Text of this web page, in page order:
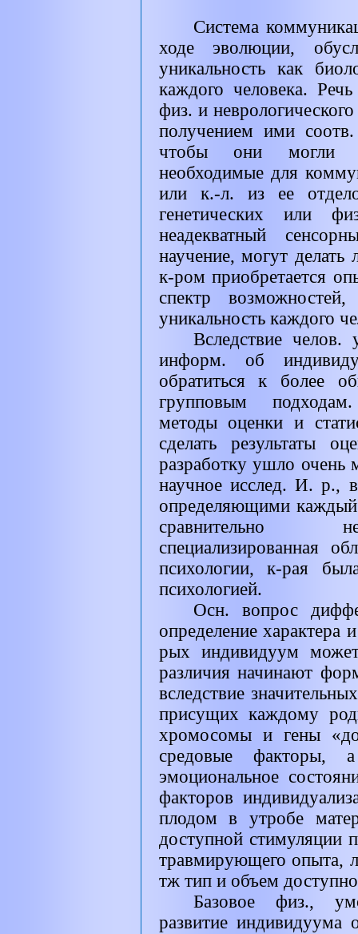
Система
ходе эволюции,
уникальность как
каждого человека.
физ. и
получением ими
чтобы они могли
необходимые для
или к.-л. из ее
генетических или
неадекватный
научение, могут
к-ром приобретается
спектр
уникальность каждого
Вследствие челов.
информ. об
обратиться к более
групповым
методы оценки и
сделать результаты
разработку ушло очень
научное исслед. И. р.,
определяющими каждый
сравнительно
специализированная
психологии, к-рая
психологией.
Осн. вопрос
определение характера
рых индивидуум
различия начинают
вследствие
присущих каждому
хромосомы и гены
средовые
эмоциональное
факторов
плодом в утробе
доступной стимуляции
травмирующего опыта,
тж тип и объем
Базовое физ.,
развитие индивидуума